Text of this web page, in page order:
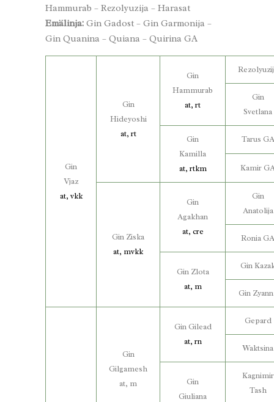
Hammurab – Rezolyuzija – Harasat
Emälinja: Gin Gadost – Gin Garmonija –
Gin Quanina – Quiana – Quirina GA
Gin
Vjaz
at, vkk
Gin
Hideyoshi
at, rt
Gin
Hammurab
at, rt
Gin
Svetlana
Gin
Kamilla
at, rtkm
Tarus GA
Kamir
Gin Ziska
at, mvkk
Gin
Agakhan
at, cre
Gin
Anatolija
Ronia GA
Gin Zlota
at, m
Gin
Gin
Gin
Gilgamesh
at, m
Gin Gilead
at, rn
Gepard
Waktsina
Gin
Giuliana
Kagnimir
Tash